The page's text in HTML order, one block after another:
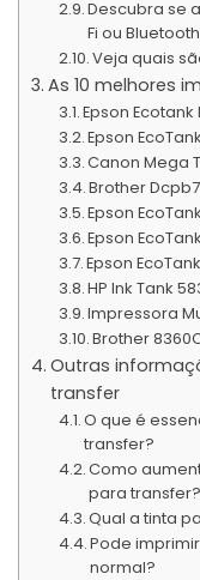
Descubra se
Fi ou Bluetooth
Veja quais
As 10 melhores
Epson Ecotank
Epson
Canon Mega
Brother
Epson
Epson
Epson
HP Ink Tank
Impressora
Brother
Outras
transfer
O que é
transfer?
Como
para transfer?
Qual a tinta
Pode
normal?